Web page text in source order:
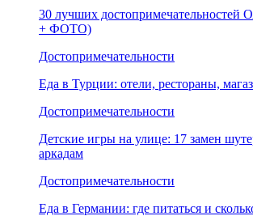
30 лучших достопримечательностей
+ ФОТО)
Достопримечательности
Еда в Турции: отели, рестораны,
Достопримечательности
Детские игры на улице: 17 замен
аркадам
Достопримечательности
Еда в Германии: где питаться и